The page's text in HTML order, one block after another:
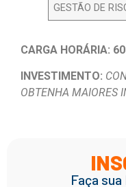
GESTÃO DE
CARGA HORÁRIA:
INVESTIMENTO:
OBTENHA MAIORES
Faça